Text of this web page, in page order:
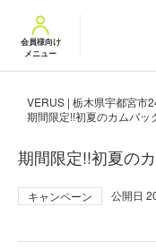
会員様向け
メニュー
VERUS | 栃木県宇都宮市
期間限定!!初夏のカムバッ
期間限定!!初夏の
キャンペーン 公開日